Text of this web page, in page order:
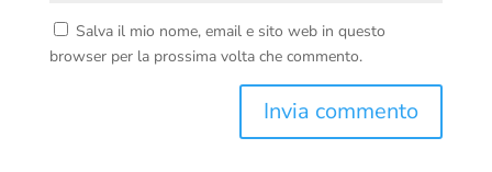
Salva il mio nome, email e sito web in questo
browser per la prossima volta che commento.